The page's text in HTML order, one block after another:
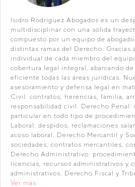
Isidro Rodríguez Abogados es un
multidisciplinar con una sólida
compuesto por un equipo de
distintas ramas del Derecho. Gracias
individual de cada miembro del
cobertura legal integral, abarcando
eficiente todas las áreas jurídicas.
asesoramiento y defensa legal en
Civil: contratos, herencias, familia,
responsabilidad civil. Derecho Penal:
particular en todo tipo de
Laboral: despidos, reclamaciones
acoso laboral. Derecho Mercantil y
sociedades, contratos mercantiles,
Derecho Administrativo:
licencias, recursos administrativos y
administrativos. Derecho Fiscal y
Ver más